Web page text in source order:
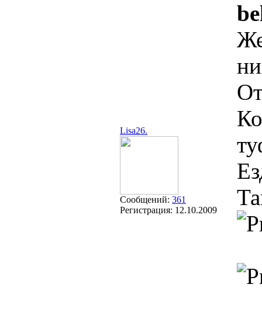
Lisa26.
Сообщений: 361
Регистрация: 12.10.2009